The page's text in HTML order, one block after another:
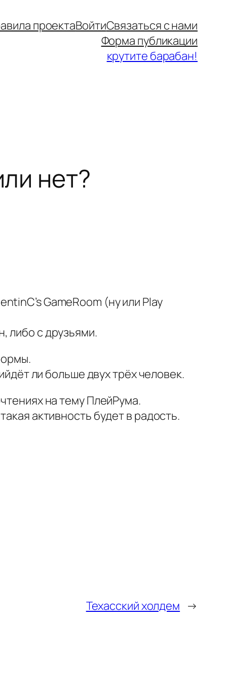
проектаВойтиСвязаться с нами
Форма публикации
крутите барабан!
нет?
GameRoom (ну или Play
либо с друзьями.
ли больше двух трёх человек.
на тему ПлейРума.
активность будет в радость.
Техасский холдем →